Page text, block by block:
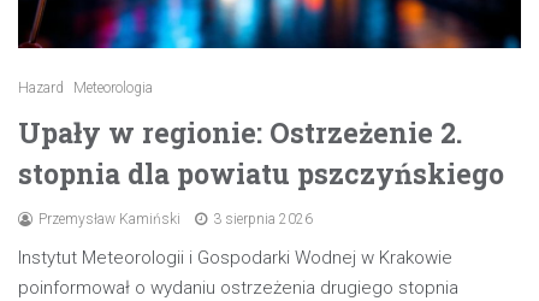
Hazard Meteorologia
Upały w regionie: Ostrzeżenie 2.
stopnia dla powiatu pszczyńskiego
Przemysław Kamiński 3 sierpnia 2026
Instytut Meteorologii i Gospodarki Wodnej w Krakowie
poinformował o wydaniu ostrzeżenia drugiego stopnia